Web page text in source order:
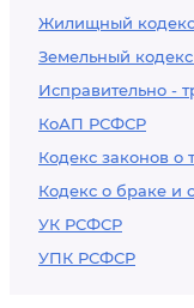
Жилищный
Земельный
Исправительно -
КоАП РСФСР
Кодекс законов о
Кодекс о браке и
УК РСФСР
УПК РСФСР